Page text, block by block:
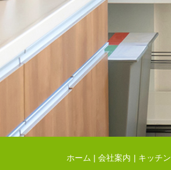
ホーム 会社案内 キッチン